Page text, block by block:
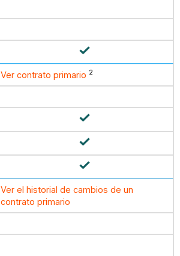
Ver contrato primario 2
Ver el historial de cambios de un
contrato primario